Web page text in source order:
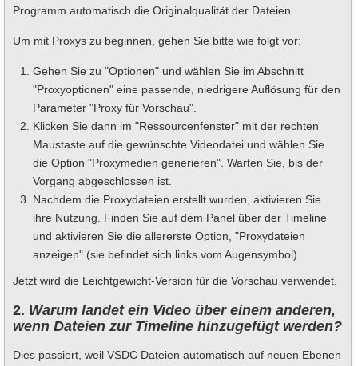
Programm automatisch die Originalqualität der Dateien.
Um mit Proxys zu beginnen, gehen Sie bitte wie folgt vor:
Gehen Sie zu "Optionen" und wählen Sie im Abschnitt
"Proxyoptionen" eine passende, niedrigere Auflösung für den
Parameter "Proxy für Vorschau".
Klicken Sie dann im "Ressourcenfenster" mit der rechten
Maustaste auf die gewünschte Videodatei und wählen Sie
die Option "Proxymedien generieren". Warten Sie, bis der
Vorgang abgeschlossen ist.
Nachdem die Proxydateien erstellt wurden, aktivieren Sie
ihre Nutzung. Finden Sie auf dem Panel über der Timeline
und aktivieren Sie die allererste Option, "Proxydateien
anzeigen" (sie befindet sich links vom Augensymbol).
Jetzt wird die Leichtgewicht-Version für die Vorschau verwendet.
2. Warum landet ein Video über einem anderen,
wenn Dateien zur Timeline hinzugefügt werden?
Dies passiert, weil VSDC Dateien automatisch auf neuen Ebenen